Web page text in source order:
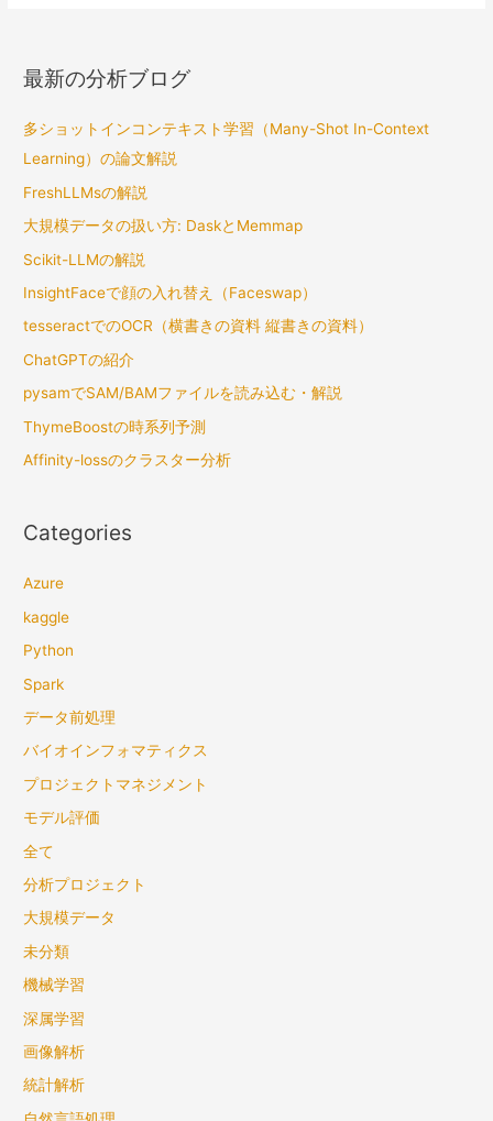
説
最新の分析ブログ
多ショットインコンテキスト学習（Many-Shot In-Context
Learning）の論文解説
FreshLLMsの解説
大規模データの扱い方: DaskとMemmap
Scikit-LLMの解説
InsightFaceで顔の入れ替え（Faceswap）
tesseractでのOCR（横書きの資料 縦書きの資料）
ChatGPTの紹介
pysamでSAM/BAMファイルを読み込む・解説
ThymeBoostの時系列予測
Affinity-lossのクラスター分析
Categories
Azure
kaggle
Python
Spark
データ前処理
バイオインフォマティクス
プロジェクトマネジメント
モデル評価
全て
分析プロジェクト
大規模データ
未分類
機械学習
深属学習
画像解析
統計解析